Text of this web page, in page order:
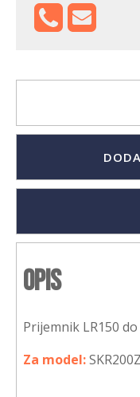
Opis
Prijemnik LR150
Za model:SKR200Z